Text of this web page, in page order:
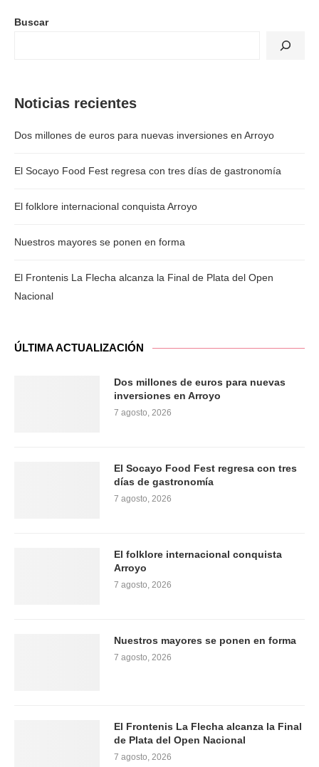
Buscar
Noticias recientes
Dos millones de euros para nuevas inversiones en Arroyo
El Socayo Food Fest regresa con tres días de gastronomía
El folklore internacional conquista Arroyo
Nuestros mayores se ponen en forma
El Frontenis La Flecha alcanza la Final de Plata del Open
Nacional
ÚLTIMA ACTUALIZACIÓN
Dos millones de euros para nuevas
inversiones en Arroyo
7 agosto, 2026
El Socayo Food Fest regresa con tres
días de gastronomía
7 agosto, 2026
El folklore internacional conquista
Arroyo
7 agosto, 2026
Nuestros mayores se ponen en forma
7 agosto, 2026
El Frontenis La Flecha alcanza la Final
de Plata del Open Nacional
7 agosto, 2026